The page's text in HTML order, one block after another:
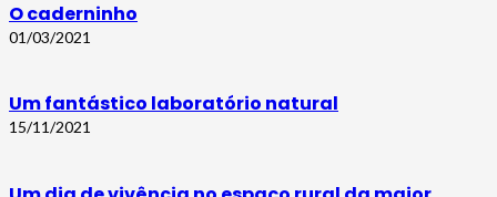
O caderninho
01/03/2021
Um fantástico laboratório natural
15/11/2021